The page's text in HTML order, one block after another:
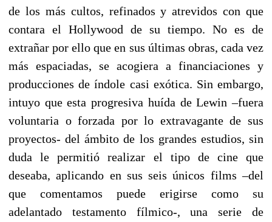
de los más cultos, refinados y atrevidos con que
contara el Hollywood de su tiempo. No es de
extrañar por ello que en sus últimas obras, cada vez
más espaciadas, se acogiera a financiaciones y
producciones de índole casi exótica. Sin embargo,
intuyo que esta progresiva huída de Lewin –fuera
voluntaria o forzada por lo extravagante de sus
proyectos- del ámbito de los grandes estudios, sin
duda le permitió realizar el tipo de cine que
deseaba, aplicando en sus seis únicos films –del
que comentamos puede erigirse como su
adelantado testamento fílmico-, una serie de